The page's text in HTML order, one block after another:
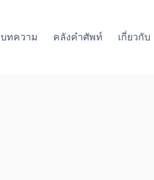
บทความ
คลังคำศัพท์ เกี่ยวกับ